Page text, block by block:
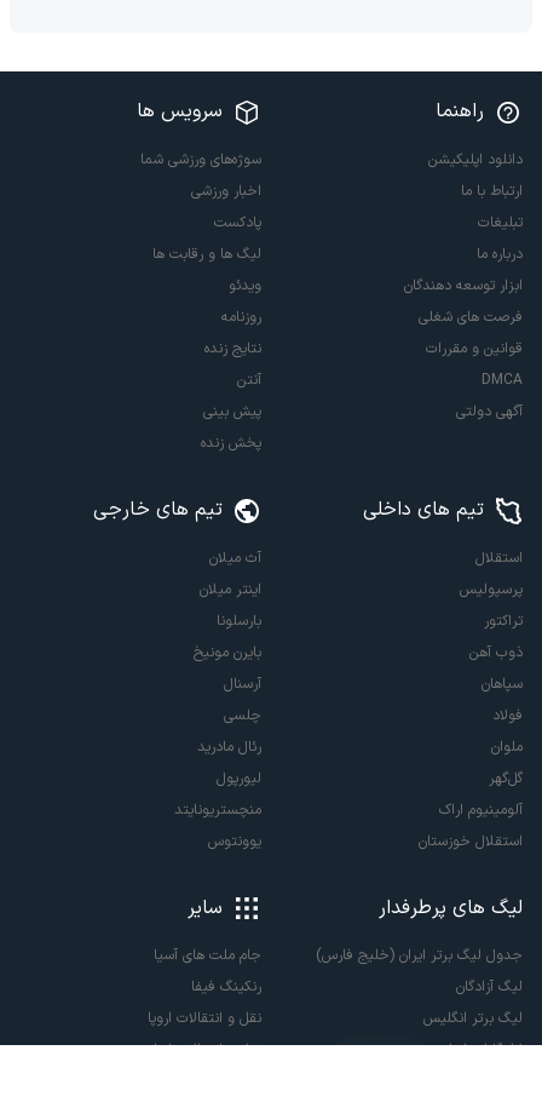
راهنما
دانلود اپلیکیشن
ارتباط با ما
تبلیغات
درباره ما
ابزار توسعه دهندگان
فرصت های شغلی
قوانین و مقررات
DMCA
آگهی دولتی
سرویس ها
سوژه‌های ورزشی شما
اخبار ورزشی
پادکست
لیگ ها و رقابت ها
ویدئو
روزنامه
نتایج زنده
آنتن
پیش بینی
پخش زنده
تیم های داخلی
استقلال
پرسپولیس
تراکتور
ذوب آهن
سپاهان
فولاد
ملوان
گل‌گهر
آلومینیوم اراک
استقلال خوزستان
تیم های خارجی
آث میلان
اینتر میلان
بارسلونا
بایرن مونیخ
آرسنال
چلسی
رئال مادرید
لیورپول
منچستریونایتد
یوونتوس
لیگ های پرطرفدار
جدول لیگ برتر ایران (خلیج فارس)
لیگ آزادگان
لیگ برتر انگلیس
لالیگا اسپانیا
سایر
جام ملت های آسیا
رنکینگ فیفا
نقل و انتقالات اروپا
نقل و انتقالات ایران